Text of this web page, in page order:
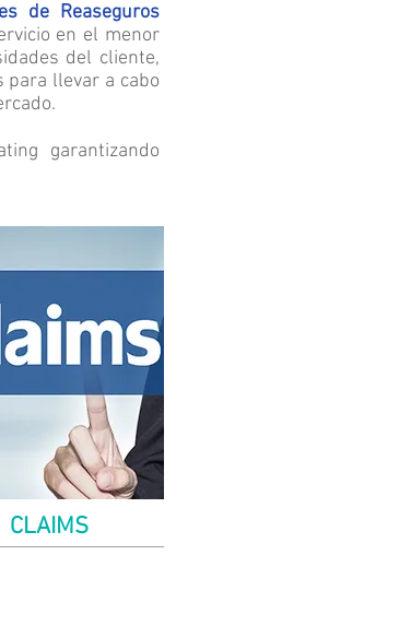
de Reaseguros
en el menor
del cliente,
para llevar a cabo
garantizando
CLAIMS